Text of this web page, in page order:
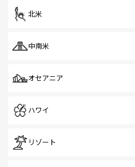
北米
中南米
オセアニア
ハワイ
リゾート